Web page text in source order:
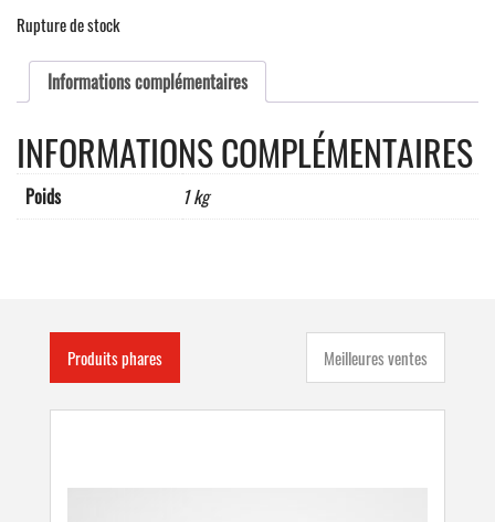
Rupture de stock
Informations complémentaires
INFORMATIONS COMPLÉMENTAIRES
Poids 1 kg
Produits phares Meilleures ventes